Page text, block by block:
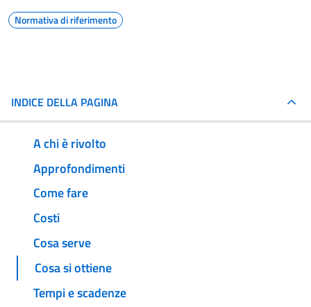
Normativa di riferimento
INDICE DELLA PAGINA
A chi è rivolto
Approfondimenti
Come fare
Costi
Cosa serve
Cosa si ottiene
Tempi e scadenze